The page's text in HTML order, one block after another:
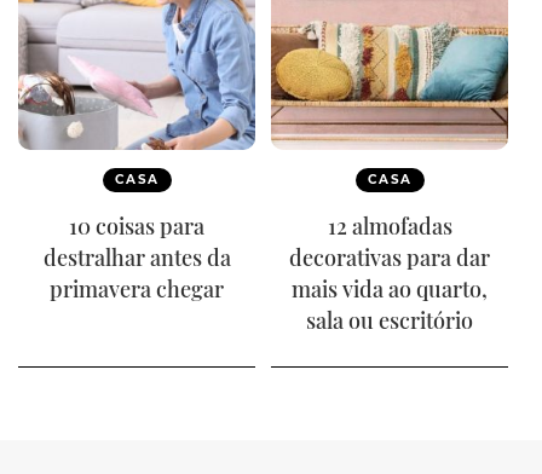
CASA
10 coisas para
destralhar antes da
primavera chegar
CASA
12 almofadas
decorativas para dar
mais vida ao quarto,
sala ou escritório